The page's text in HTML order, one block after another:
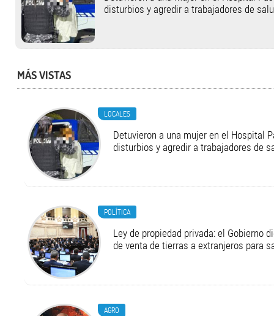
disturbios y agredir a trabajadores de
MÁS VISTAS
LOCALES
Detuvieron a una mujer en el Hospital
disturbios y agredir a trabajadores de
POLÍTICA
Ley de propiedad privada: el Gobierno
de venta de tierras a extranjeros para
AGRO